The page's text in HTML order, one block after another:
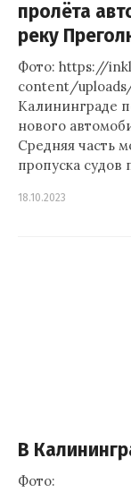
пролёта
реку
Фото: https://
content/
Калининграде
нового
Средняя часть
пропуска
18.10.2023
В
Фото: